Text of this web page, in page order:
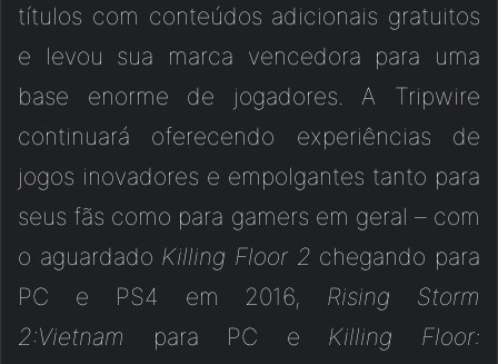
títulos com conteúdos adicionais gratuitos
e levou sua marca vencedora para uma
base enorme de jogadores. A Tripwire
continuará oferecendo experiências de
jogos inovadores e empolgantes tanto para
seus fãs como para gamers em geral – com
o aguardado Killing Floor 2 chegando para
PC e PS4 em 2016, Rising Storm
2:Vietnam para PC e Killing Floor: